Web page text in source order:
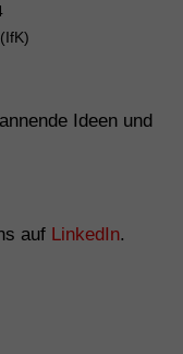
Ideen und
auf LinkedIn.